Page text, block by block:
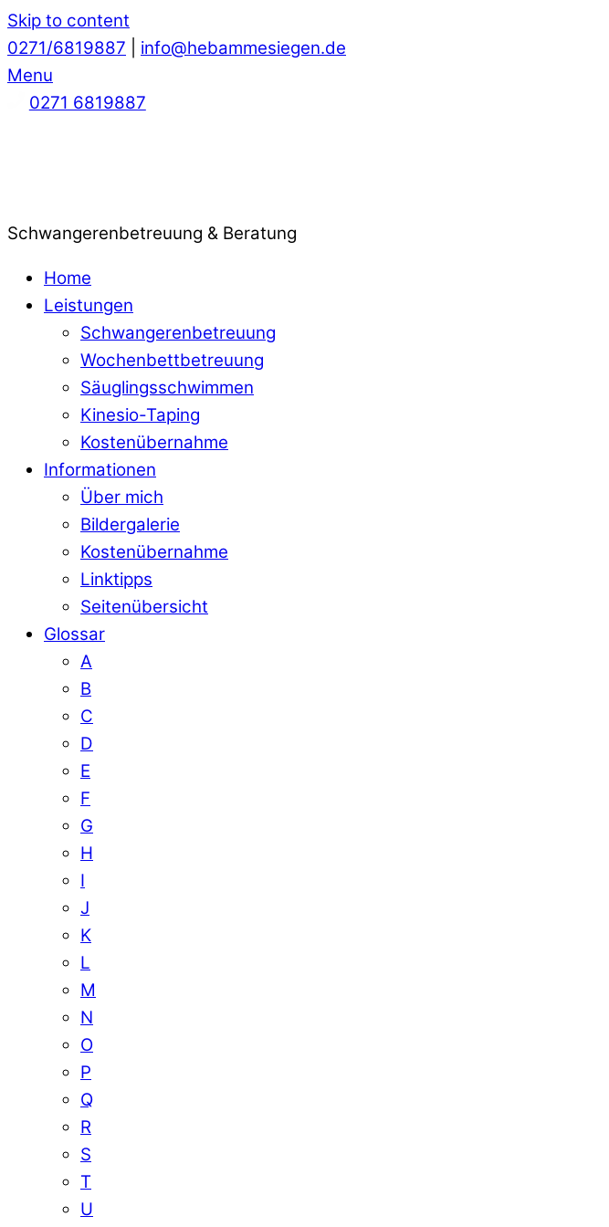
Skip to content
0271/6819887
info@hebammesiegen.de
Menu
0271 6819887
Schwangerenbetreuung & Beratung
Home
Leistungen
Schwangerenbetreuung
Wochenbettbetreuung
Säuglingsschwimmen
Kinesio-Taping
Kostenübernahme
Informationen
Über mich
Bildergalerie
Kostenübernahme
Linktipps
Seitenübersicht
Glossar
A
B
C
D
E
F
G
H
I
J
K
L
M
N
O
P
Q
R
S
T
U